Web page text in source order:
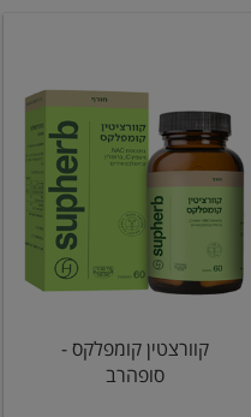
קוורצטין קומפלקס -
סופהרב